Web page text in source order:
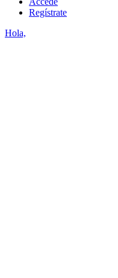
Regístrate
Hola,